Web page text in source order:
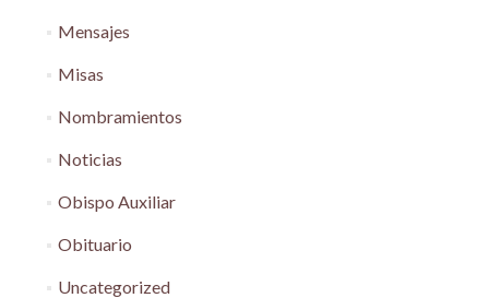
Mensajes
Misas
Nombramientos
Noticias
Obispo Auxiliar
Obituario
Uncategorized